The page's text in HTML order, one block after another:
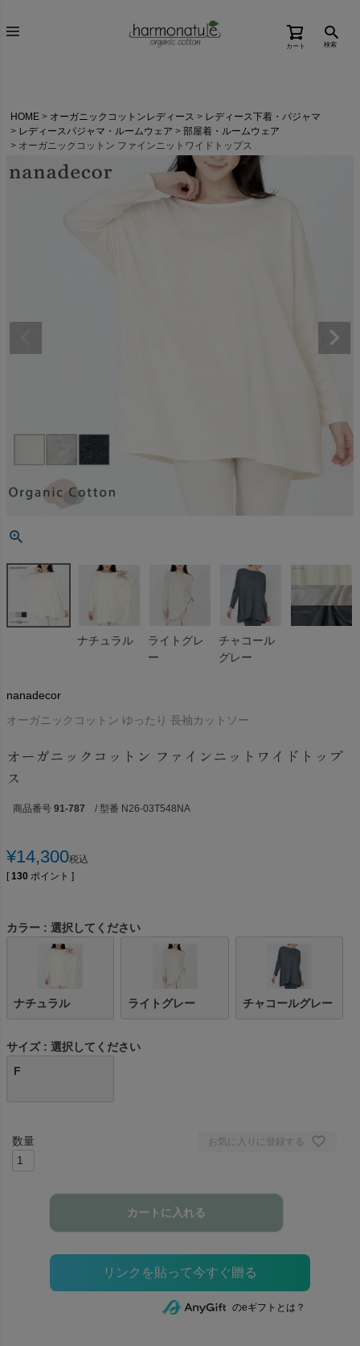
カート 検索
HOME オーガニックコットンレディース
レディース下着・パジャマ
レディースパジャマ・ルームウェア
部屋着・ルームウェア
オーガニックコットン ファインニットワイドトップス
ナチュラル
ライトグレ
ー
チャコール
グレー
nanadecor
オーガニックコットン ゆったり 長袖カットソー
オーガニックコットン ファインニットワイドトップ
ス
商品番号 91-787 / 型番 N26-03T548NA
¥14,300税込
[ 130 ポイント ]
カラー 選択してください
ナチュラル ライトグレー チャコールグレー
サイズ
選択してください
F
お気に入りに登録する
カートに入れる
のeギフトとは？